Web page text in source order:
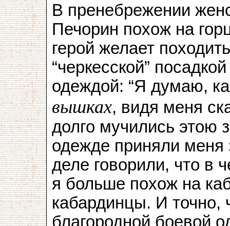
В пренебрежении
Печорин похож на
герой желает
“черкесской”
одеждой: “Я думаю,
вышках, видя меня
долго мучились этою
одежде приняли
деле говорили, что в
я больше похож на
кабардинцы. И точно,
благородной боевой